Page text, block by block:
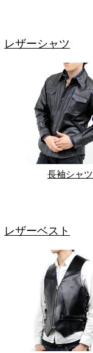
レザーシャツ
長袖シャツ
レザーベスト